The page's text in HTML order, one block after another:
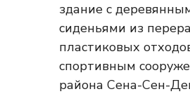
здание с
сиденьями из
пластиковых
спортивным
района Сена-Сен-